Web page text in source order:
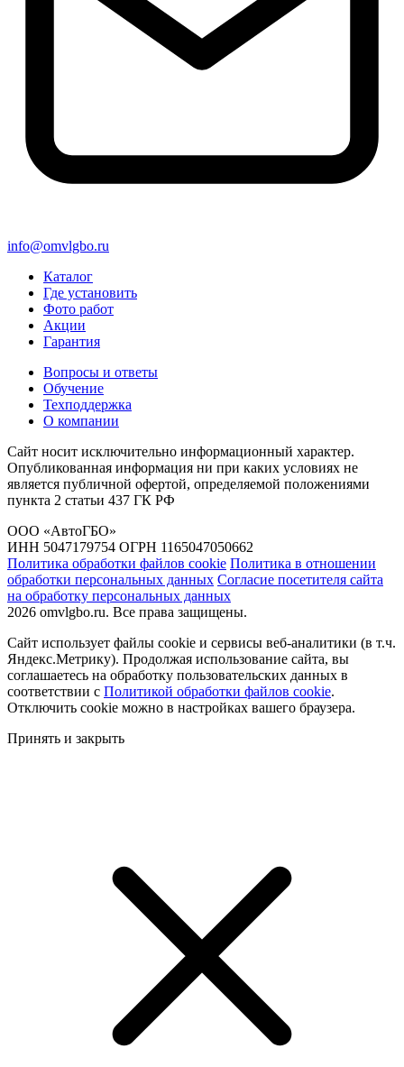
info@omvlgbo.ru
Каталог
Где установить
Фото работ
Акции
Гарантия
Вопросы и ответы
Обучение
Техподдержка
О компании
Сайт носит исключительно информационный характер.
Опубликованная информация ни при каких условиях не
является публичной офертой, определяемой положениями
пункта 2 статьи 437 ГК РФ
ООО «АвтоГБО»
ИНН 5047179754 ОГРН 1165047050662
Политика обработки файлов cookie Политика в отношении
обработки персональных данных Согласие посетителя сайта
на обработку персональных данных
2026 omvlgbo.ru. Все права защищены.
Сайт использует файлы cookie и сервисы веб-аналитики (в т.ч.
Яндекс.Метрику). Продолжая использование сайта, вы
соглашаетесь на обработку пользовательских данных в
соответствии с Политикой обработки файлов cookie.
Отключить cookie можно в настройках вашего браузера.
Принять и закрыть